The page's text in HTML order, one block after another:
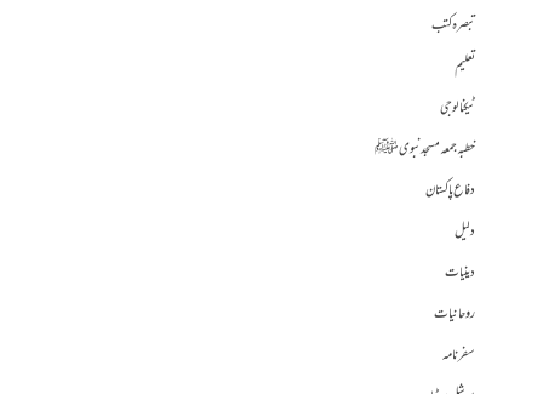
تبصرہ کتب
تعلیم
ٹیکنالوجی
خطبہ جمعہ مسجد نبوی ﷺ
دفاع پاکستان
دلیل
دینیات
روحانیات
سفرنامہ